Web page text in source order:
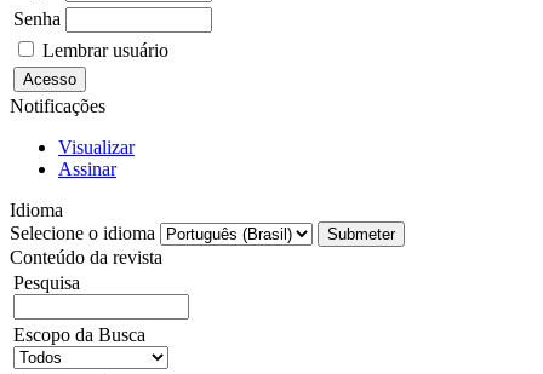
Senha
Lembrar usuário
Notificações
Visualizar
Assinar
Idioma
Selecione o idioma
Conteúdo da revista
Pesquisa
Escopo da Busca